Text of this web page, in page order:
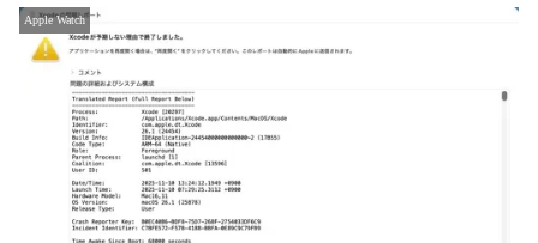
Apple Watch